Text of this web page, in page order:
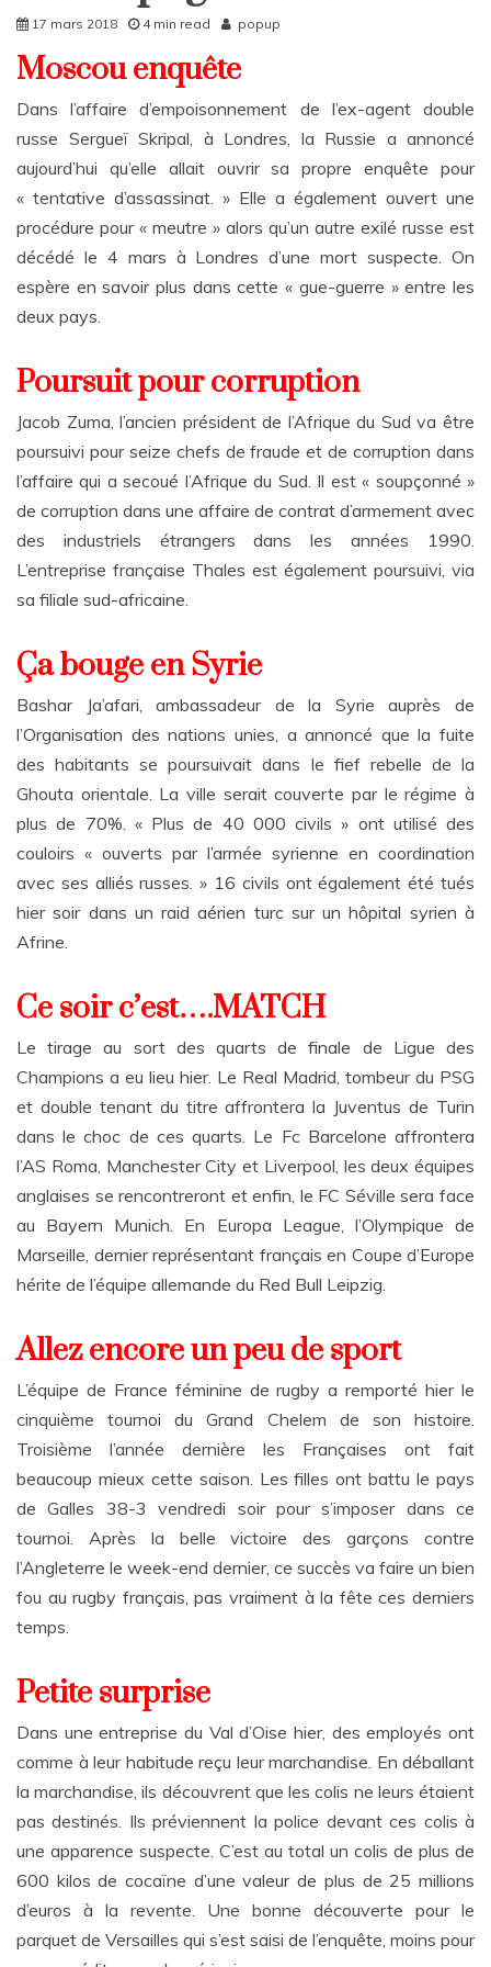
17 mars 2018 4 min read popup
Moscou enquête
Dans l’affaire d’empoisonnement de l’ex-agent double
russe Sergueï Skripal, à Londres, la Russie a annoncé
aujourd’hui qu’elle allait ouvrir sa propre enquête pour
« tentative d’assassinat. » Elle a également ouvert une
procédure pour « meutre » alors qu’un autre exilé russe est
décédé le 4 mars à Londres d’une mort suspecte. On
espère en savoir plus dans cette « gue-guerre » entre les
deux pays.
Poursuit pour corruption
Jacob Zuma, l’ancien président de l’Afrique du Sud va être
poursuivi pour seize chefs de fraude et de corruption dans
l’affaire qui a secoué l’Afrique du Sud. Il est « soupçonné »
de corruption dans une affaire de contrat d’armement avec
des industriels étrangers dans les années 1990.
L’entreprise française Thales est également poursuivi, via
sa filiale sud-africaine.
Ça bouge en Syrie
Bashar Ja’afari, ambassadeur de la Syrie auprès de
l’Organisation des nations unies, a annoncé que la fuite
des habitants se poursuivait dans le fief rebelle de la
Ghouta orientale. La ville serait couverte par le régime à
plus de 70%. « Plus de 40 000 civils » ont utilisé des
couloirs « ouverts par l’armée syrienne en coordination
avec ses alliés russes. » 16 civils ont également été tués
hier soir dans un raid aérien turc sur un hôpital syrien à
Afrine.
Ce soir c’est….MATCH
Le tirage au sort des quarts de finale de Ligue des
Champions a eu lieu hier. Le Real Madrid, tombeur du PSG
et double tenant du titre affrontera la Juventus de Turin
dans le choc de ces quarts. Le Fc Barcelone affrontera
l’AS Roma, Manchester City et Liverpool, les deux équipes
anglaises se rencontreront et enfin, le FC Séville sera face
au Bayern Munich. En Europa League, l’Olympique de
Marseille, dernier représentant français en Coupe d’Europe
hérite de l’équipe allemande du Red Bull Leipzig.
Allez encore un peu de sport
L’équipe de France féminine de rugby a remporté hier le
cinquième tournoi du Grand Chelem de son histoire.
Troisième l’année dernière les Françaises ont fait
beaucoup mieux cette saison. Les filles ont battu le pays
de Galles 38-3 vendredi soir pour s’imposer dans ce
tournoi. Après la belle victoire des garçons contre
l’Angleterre le week-end dernier, ce succès va faire un bien
fou au rugby français, pas vraiment à la fête ces derniers
temps.
Petite surprise
Dans une entreprise du Val d’Oise hier, des employés ont
comme à leur habitude reçu leur marchandise. En déballant
la marchandise, ils découvrent que les colis ne leurs étaient
pas destinés. Ils préviennent la police devant ces colis à
une apparence suspecte. C’est au total un colis de plus de
600 kilos de cocaïne d’une valeur de plus de 25 millions
d’euros à la revente. Une bonne découverte pour le
parquet de Versailles qui s’est saisi de l’enquête, moins pour